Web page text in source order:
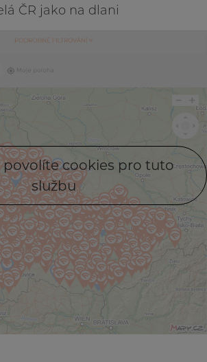
ČR jako na dlani
cookies pro tuto
službu